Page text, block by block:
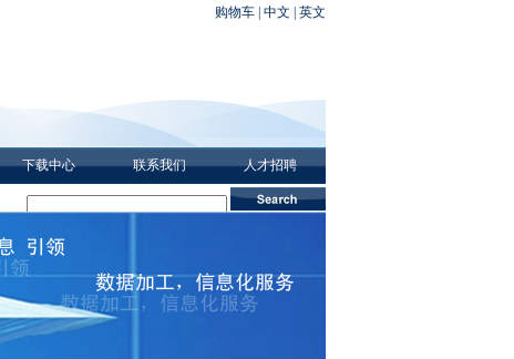
购物车 | 中文 | 英文
下载中心 联系我们 人才招聘